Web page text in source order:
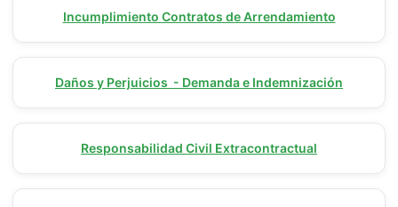
Incumplimiento Contratos de Arrendamiento
Daños y Perjuicios - Demanda e Indemnización
Responsabilidad Civil Extracontractual